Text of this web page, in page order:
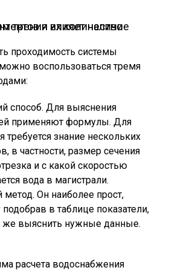
наличие запорных элементов и их количество
проходимость системы
воспользоваться тремя
способ. Для выяснения
применяют формулы. Для
требуется знание нескольких
в частности, размер сечения
и с какой скоростью
вода в магистрали.
метод. Он наиболее прост,
подобрав в таблице показатели,
же выяснить нужные данные.
расчета водоснабжения